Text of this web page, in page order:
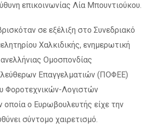
επικοινωνίας Λία Μπουντιούκου.
σε εξέλιξη στο Συνεδριακό
Χαλκιδικής, ενημερωτική
Ομοσπονδίας
Επαγγελματιών (ΠΟΦΕΕ)
Φοροτεχνικών-Λογιστών
οποία ο Ευρωβουλευτής είχε την
σύντομο χαιρετισμό.